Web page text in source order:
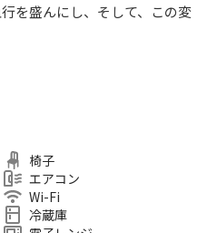
を盛んにし、そして、この変
り、もしくは適度な刺激とな
く、スイスの山小屋風をコ
イル）を提供し、転地効果を
出を一助します。
てもキレイです。なお、室
椅子
エアコン
Wi-Fi
冷蔵庫